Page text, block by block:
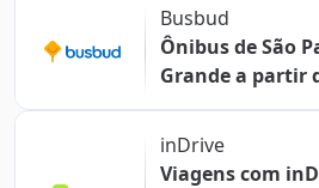
Busbud
Ônibus de São
Grande a partir
inDrive
Viagens com